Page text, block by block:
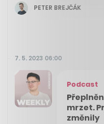
PETER BREJČÁK
7. 5. 2023 06:00
Podcast
mrzet.
změnily